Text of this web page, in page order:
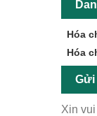
Hóa
Hóa
Gửi
Xin